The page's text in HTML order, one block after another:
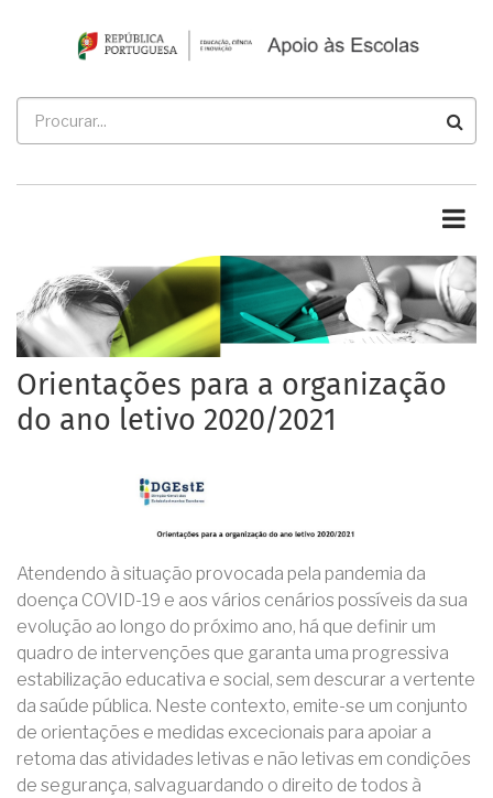
conteúdo
principal
Orientações para a organização
do ano letivo 2020/2021
Atendendo à situação provocada pela pandemia da
doença COVID-19 e aos vários cenários possíveis da sua
evolução ao longo do próximo ano, há que definir um
quadro de intervenções que garanta uma progressiva
estabilização educativa e social, sem descurar a vertente
da saúde pública. Neste contexto, emite-se um conjunto
de orientações e medidas excecionais para apoiar a
retoma das atividades letivas e não letivas em condições
de segurança, salvaguardando o direito de todos à